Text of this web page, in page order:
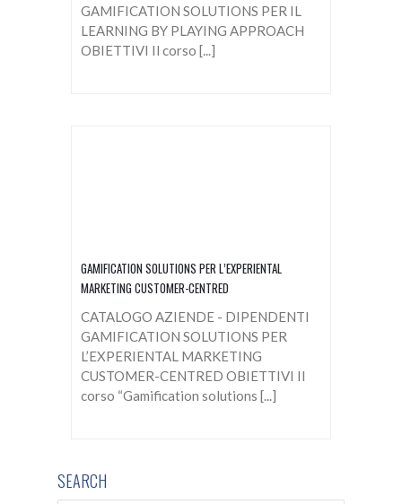
GAMIFICATION SOLUTIONS PER IL
LEARNING BY PLAYING APPROACH
OBIETTIVI Il corso [...]
GAMIFICATION SOLUTIONS PER L’EXPERIENTAL
MARKETING CUSTOMER-CENTRED
CATALOGO AZIENDE - DIPENDENTI
GAMIFICATION SOLUTIONS PER
L’EXPERIENTAL MARKETING
CUSTOMER-CENTRED OBIETTIVI Il
corso “Gamification solutions [...]
SEARCH